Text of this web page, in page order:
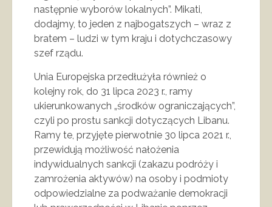
następnie wyborów lokalnych”. Mikati,
dodajmy, to jeden z najbogatszych – wraz z
bratem – ludzi w tym kraju i dotychczasowy
szef rządu.
Unia Europejska przedłużyła również o
kolejny rok, do 31 lipca 2023 r., ramy
ukierunkowanych „środków ograniczających”,
czyli po prostu sankcji dotyczących Libanu.
Ramy te, przyjęte pierwotnie 30 lipca 2021 r.,
przewidują możliwość nałożenia
indywidualnych sankcji (zakazu podróży i
zamrożenia aktywów) na osoby i podmioty
odpowiedzialne za podważanie demokracji